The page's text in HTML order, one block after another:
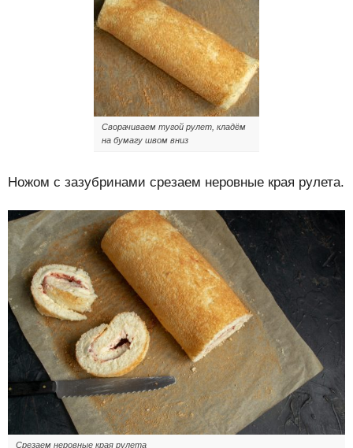
Сворачиваем тугой рулет, кладём
на бумагу швом вниз
Ножом с зазубринами срезаем неровные края рулета.
Срезаем неровные края рулета